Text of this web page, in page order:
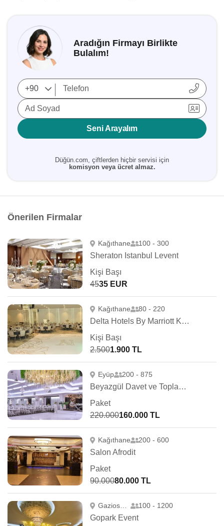
Aradığın Firmayı Birlikte
Bulalım!
Ad Soyad
Seni Arayalım
Düğün.com, çiftlerden hiçbir servisi için
komisyon veya ücret almaz.
Önerilen Firmalar
Kağıthane 100 - 300
Sheraton Istanbul Levent
Kişi Başı
4535 EUR
Kağıthane 80 - 220
Delta Hotels By Marriott Kağıthane
Kişi Başı
2.5001.900 TL
Eyüp 200 - 875
Beyazgül Davet ve Toplantı Merkezi
Paket
220.000160.000 TL
Kağıthane 200 - 600
Salon Afrodit
Paket
90.00080.000 TL
Gaziosmanpaşa 100 - 1200
Gopark Event